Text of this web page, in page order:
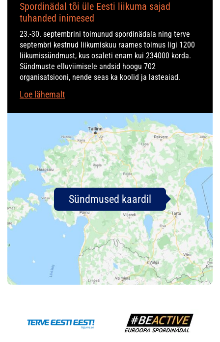
Spordinädal tõi üle Eesti liikuma sajad
tuhanded inimesed
23.-30. septembrini toimunud spordinädala ning terve
septembri kestnud liikumiskuu raames toimus ligi 1200
liikumissündmust, kus osaleti enam kui 234000 korda.
Sündmuste elluviimisele andsid hoogu 702
organisatsiooni, nende seas ka koolid ja lasteaiad.
Loe lähemalt
Sündmused kaardil